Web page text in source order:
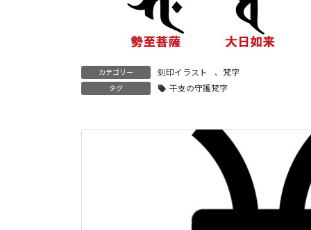
カテゴリー 刻印イラスト 、 梵字
タグ 干支の守護梵字